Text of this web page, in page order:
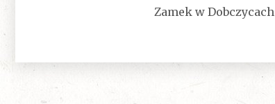
Zamek w Dobczycach